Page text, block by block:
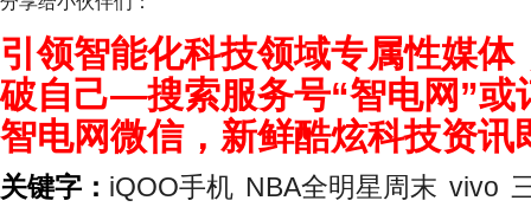
引领智能化科技领域专属性媒
破自己—搜索服务号“智电网”或
智电网微信，新鲜酷炫科技资讯
关键字： iQOO手机 NBA全明星周末 vivo